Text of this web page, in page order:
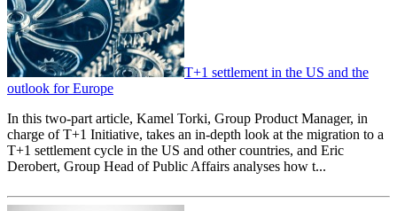
T+1 settlement in the US and the
outlook for Europe
In this two-part article, Kamel Torki, Group Product Manager, in
charge of T+1 Initiative, takes an in-depth look at the migration to a
T+1 settlement cycle in the US and other countries, and Eric
Derobert, Group Head of Public Affairs analyses how t...